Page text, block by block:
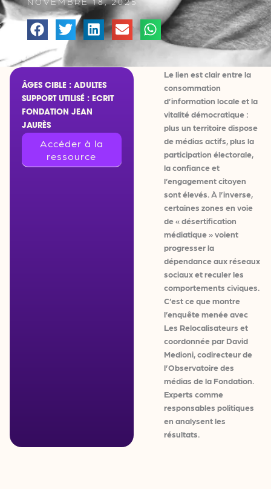
ÂGES CIBLE : ADULTES
SUPPORT UTILISÉ : ECRIT
FONDATION JEAN
JAURÈS
Accéder à la
ressource
Le lien est clair entre la
consommation
d’information locale et la
vitalité démocratique :
plus un territoire dispose
de médias actifs, plus la
participation électorale,
la confiance et
l’engagement citoyen
sont élevés. À l’inverse,
certaines zones en voie
de « désertification
médiatique » voient
progresser la
dépendance aux réseaux
sociaux et reculer les
comportements civiques.
C’est ce que montre
l’enquête menée avec
Les Relocalisateurs et
coordonnée par David
Medioni, codirecteur de
l’Observatoire des
médias de la Fondation.
Experts comme
responsables politiques
en analysent les
résultats.